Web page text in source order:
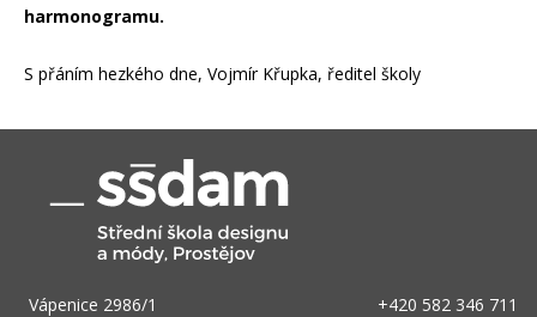
harmonogramu.
S přáním hezkého dne, Vojmír Křupka, ředitel školy
Vápenice 2986/1 +420 582 346 711